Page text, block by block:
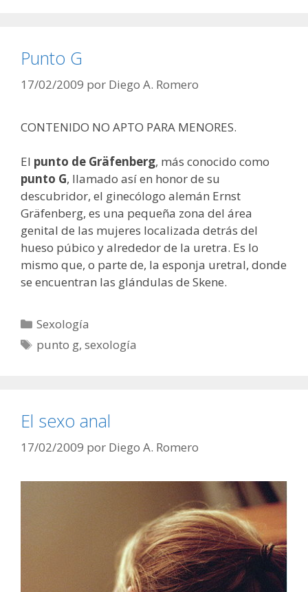
Punto G
17/02/2009 por Diego A. Romero
CONTENIDO NO APTO PARA MENORES.
El punto de Gräfenberg, más conocido como
punto G, llamado así en honor de su
descubridor, el ginecólogo alemán Ernst
Gräfenberg, es una pequeña zona del área
genital de las mujeres localizada detrás del
hueso púbico y alrededor de la uretra. Es lo
mismo que, o parte de, la esponja uretral, donde
se encuentran las glándulas de Skene.
Categorías
Sexología
Etiquetas
punto g,sexología
El sexo anal
17/02/2009 por Diego A. Romero